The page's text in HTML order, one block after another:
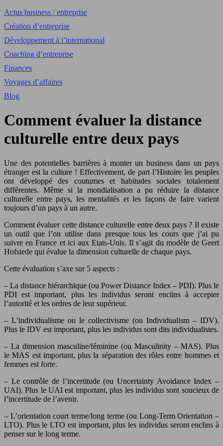
Actus business / entreprise
Création d’entreprise
Développement à l’international
Coaching d’entreprise
Finances
Voyages d’affaires
Blog
Comment évaluer la distance
culturelle entre deux pays
Une des potentielles barrières à monter un business dans un pays
étranger est la culture ! Effectivement, de part l’Histoire les peuples
ont développé des coutumes et habitudes sociales totalement
différentes. Même si la mondialisation a pu réduire la distance
culturelle entre pays, les mentalités et les façons de faire varient
toujours d’un pays à un autre.
Comment évaluer cette distance culturelle entre deux pays ? Il existe
un outil que l’on utilise dans presque tous les cours que j’ai pu
suivre en France et ici aux Etats-Unis. Il s’agit du modèle de Geert
Hofstede qui évalue la dimension culturelle de chaque pays.
Cette évaluation s’axe sur 5 aspects :
– La distance hiérarchique (ou Power Distance Index – PDI). Plus le
PDI est important, plus les individus seront enclins à accepter
l’autorité et les ordres de leur supérieur.
– L’individualisme ou le collectivisme (ou Individualism – IDV).
Plus le IDV est important, plus les individus sont dits individualistes.
– La dimension masculine/féminine (ou Masculinity – MAS). Plus
le MAS est important, plus la séparation des rôles entre hommes et
femmes est forte.
– Le contrôle de l’incertitude (ou Uncertainty Avoidance Index –
UAI). Plus le UAI est important, plus les individus sont soucieux de
l’incertitude de l’avenir.
– L’orientation court terme/long terme (ou Long-Term Orientation –
LTO). Plus le LTO est important, plus les individus seront enclins à
penser sur le long terme.